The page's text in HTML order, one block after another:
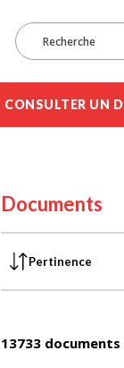
CONSULTER UN
Documents
13733 documents